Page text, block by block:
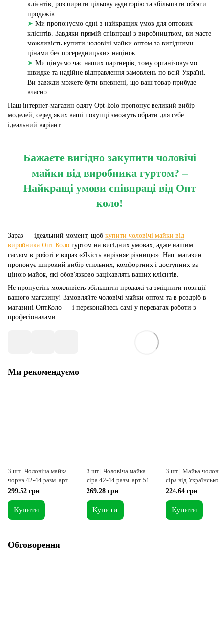
клієнтів, розширити цільову аудиторію та збільшити обсяги
продажів.
➤ Ми пропонуємо одні з найкращих умов для оптових
клієнтів. Завдяки прямій співпраці з виробництвом, ви маєте
можливість купити чоловічі майки оптом за вигідними
цінами без посередницьких націнок.
➤ Ми цінуємо час наших партнерів, тому організовуємо
швидке та надійне відправлення замовлень по всій Україні.
Ви завжди можете бути впевнені, що ваш товар прибуде
вчасно.
Наш інтернет-магазин одягу Opt-kolo пропонує великий вибір
моделей, серед яких ваші покупці зможуть обрати для себе
ідеальний варіант.
Бажаєте вигідно закупити чоловічі
майки від виробника гуртом? –
Найкращі умови співпраці від Опт
коло!
Зараз — ідеальний момент, щоб купити чоловічі майки від
виробника Опт Коло гуртом на вигідних умовах, адже нашим
гаслом в роботі є вираз «Якість вирізняє різницю». Наш магазин
пропонує широкий вибір стильних, комфортних і доступних за
ціною майок, які обов'язково зацікавлять ваших клієнтів.
Не пропустіть можливість збільшити продажі та зміцнити позиції
вашого магазину! Замовляйте чоловічі майки оптом та в роздріб в
магазині ОптКоло — і переконайтесь самі у перевагах роботи з
професіоналами.
Ми рекомендуємо
3 шт.| Чоловіча майка
чорна 42-44 разм. арт 51-
XXS
299.52 грн
Купити
3 шт.| Чоловіча майка
сіра 42-44 разм. арт 51-
XXS
269.28 грн
Купити
3 шт.| Майка
сіра від
виробника 46-48
224.64 грн
Купити
Обговорення